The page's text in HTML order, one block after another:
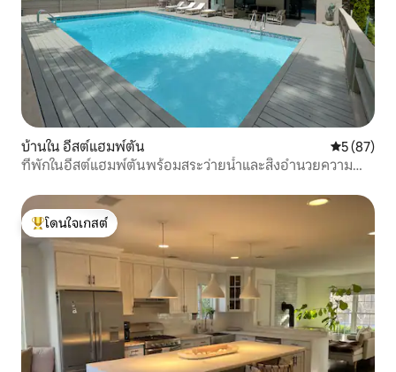
บ้านใน อีสต์แฮมพ์ตัน คะแนนเฉลี่
5 (87)
ที่พักในอีสต์แฮมพ์ตันพร้อมสระว่ายน้ำและสิ่งอำนวยความ
โดนใจเกสต์ที่สุด
โดนใจเกสต์